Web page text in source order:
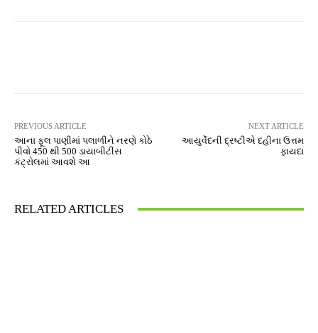
PREVIOUS ARTICLE
આના ફૂલ પાણીમાં પલાળીને નરણે કોઠે
પીવો 450 થી 500 ડાયાબીટીસ
કંટ્રોલમાં આવશે આ
NEXT ARTICLE
આયુર્વેદની દ્રષ્ટીએ દહીના ઉત્તમ
ફાયદા
RELATED ARTICLES